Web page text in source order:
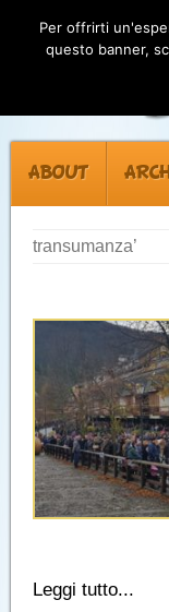
ABOUT
transumanza’
Leggi tutto...
Per offrirti
questo banner,